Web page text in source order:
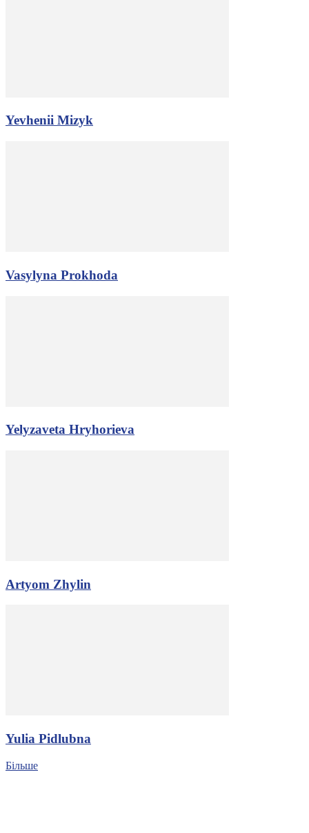
Yevhenii Mizyk
Vasylyna Prokhoda
Yelyzaveta Hryhorieva
Artyom Zhylin
Yulia Pidlubna
Більше